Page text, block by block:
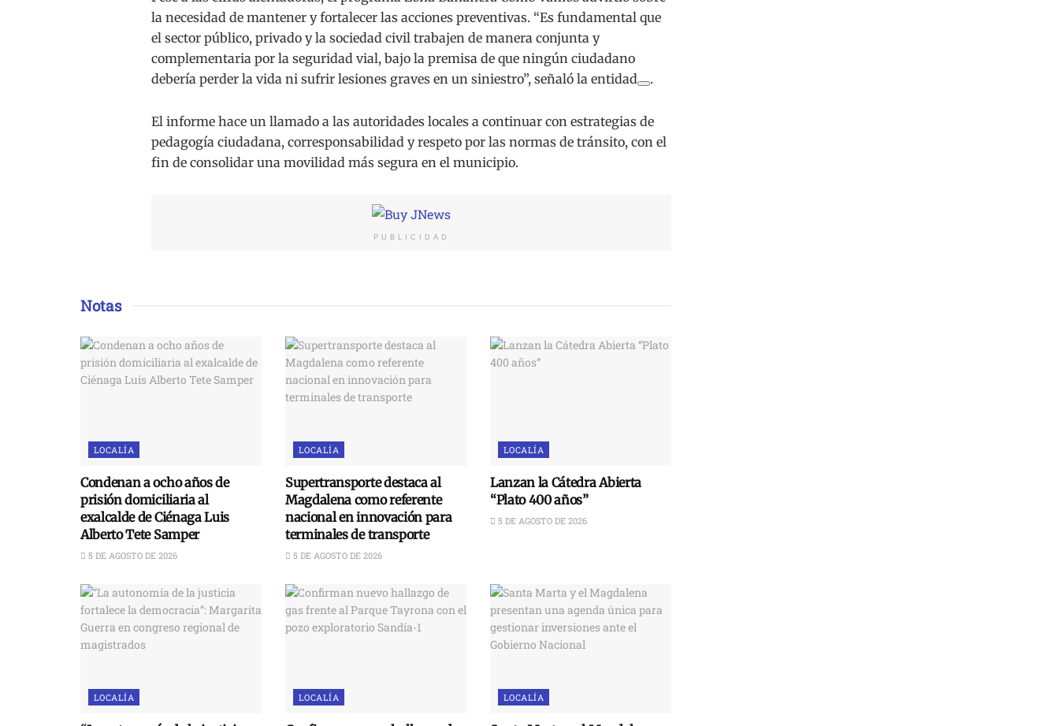
la necesidad de mantener y fortalecer las acciones preventivas. “Es fundamental que
el sector público, privado y la sociedad civil trabajen de manera conjunta y
complementaria por la seguridad vial, bajo la premisa de que ningún ciudadano
debería perder la vida ni sufrir lesiones graves en un siniestro”, señaló la entidad
.
El informe hace un llamado a las autoridades locales a continuar con estrategias de
pedagogía ciudadana, corresponsabilidad y respeto por las normas de tránsito, con el
fin de consolidar una movilidad más segura en el municipio.
PUBLICIDAD
Notas
LOCALÍA
Condenan a ocho años de
prisión domiciliaria al
exalcalde de Ciénaga Luis
Alberto Tete Samper
5 DE AGOSTO DE 2026
LOCALÍA
Supertransporte destaca al
Magdalena como referente
nacional en innovación para
terminales de transporte
5 DE AGOSTO DE 2026
LOCALÍA
Lanzan la Cátedra Abierta
“Plato 400 años”
5 DE AGOSTO DE 2026
LOCALÍA LOCALÍA LOCALÍA